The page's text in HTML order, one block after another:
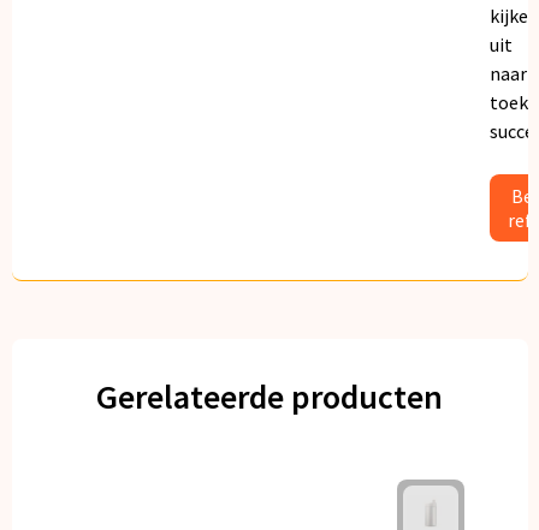
kijken
uit
naar
Gerelateerde producten